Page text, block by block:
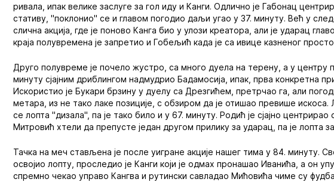
ривала, ипак велике заслуге за гол иду и Канги. Одлично је Габонац
стативу, "поклонио" се и главом погодио даљи угао у 37. минуту. Већ у
слична акција, где је поново Канга био у улози креатора, али је ударац
краја полувремена је запретио и Гобељић када је са ивице казненог
Друго полувреме је почело жустро, са много дуела на терену, а у центру
минуту сјајним дриблингом надмудрио Бадамосија, ипак, прва конкретна
Искористио је Букари брзину у дуелу са Дрезгићем, претрчао га, али
метара, из не тако лаке позиције, с обзиром да је отишао превише искоса.
се лопта "дизала", па је тако било и у 67. минуту. Родић је сјајно
Митровић хтели да препусте један другом прилику за ударац, па је лопта
Тачка на меч стављена је после уигране акције нашег тима у 84. минуту.
освојио лопту, проследио је Канги који је одмах пронашао Иванића, а он
спремно чекао управо Кангва и рутински савладао Мићовића чиме су